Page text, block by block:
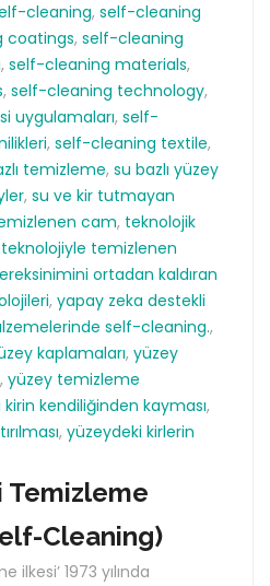
cleaning, self-cleaning
coatings, self-cleaning
, self-cleaning materials,
, self-cleaning technology,
uygulamaları, self-
, self-cleaning textile,
temizleme, su bazlı yüzey
, su ve kir tutmayan
cam, teknolojik
teknolojiyle temizlenen
ortadan kaldıran
, yapay zeka destekli
self-cleaning.,
kaplamaları, yüzey
, yüzey temizleme
kendiliğinden kayması,
, yüzeydeki kirlerin
Temizleme
Cleaning)
1973 yılında